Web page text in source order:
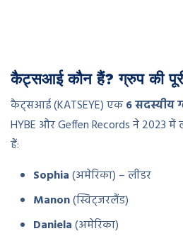
कैट्सआई कौन हैं? ग्रुप की
कैट्सआई (KATSEYE) एक6 सदस्यीय
HYBE और Geffen Records ने 2023 में
हैं:
Sophia(अमेरिका) – लीडर
Manon(स्विट्जरलैंड)
Daniela(अमेरिका)